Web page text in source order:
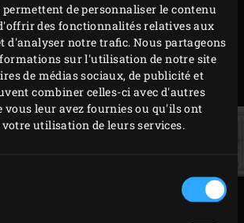
permettent de personnaliser le contenu
des fonctionnalités relatives aux
d'analyser notre trafic. Nous partageons
sur l'utilisation de notre site
de médias sociaux, de publicité et
combiner celles-ci avec d'autres
leur avez fournies ou qu'ils ont
votre utilisation de leurs services.
manuel, bien qu’un peu physique,
le gluten. Une pâte travaillée 10
sera tout aussi réussie qu’avec un